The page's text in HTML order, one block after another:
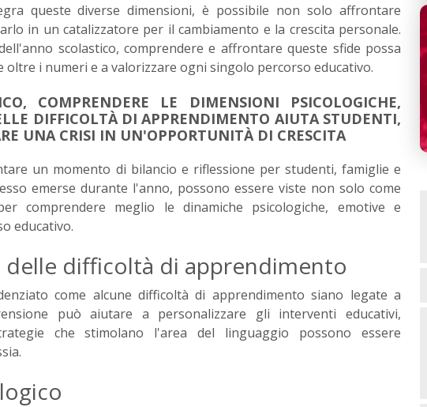
queste diverse dimensioni, è possibile non solo affrontare
in un catalizzatore per il cambiamento e la crescita personale.
scolastico, comprendere e affrontare queste sfide possa
i numeri e a valorizzare ogni singolo percorso educativo.
COMPRENDERE LE DIMENSIONI PSICOLOGICHE,
DIFFICOLTÀ DI APPRENDIMENTO AIUTA STUDENTI,
UNA CRISI IN UN'OPPORTUNITÀ DI CRESCITA
un momento di bilancio e riflessione per studenti, famiglie e
emerse durante l'anno, possono essere viste non solo come
comprendere meglio le dinamiche psicologiche, emotive e
educativo.
delle difficoltà di apprendimento
come alcune difficoltà di apprendimento siano legate a
può aiutare a personalizzare gli interventi educativi,
che stimolano l'area del linguaggio possono essere